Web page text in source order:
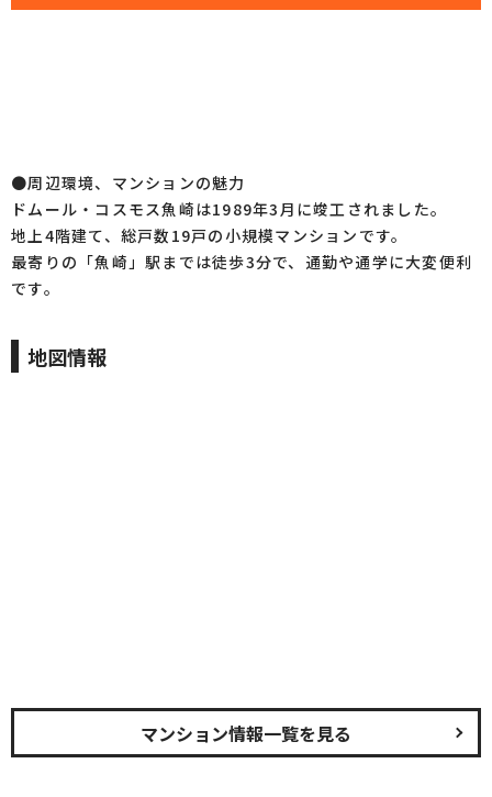
●周辺環境、マンションの魅力
ドムール・コスモス魚崎は1989年3月に竣工されました。
地上4階建て、総戸数19戸の小規模マンションです。
最寄りの「魚崎」駅までは徒歩3分で、通勤や通学に大変便利
です。
地図情報
マンション情報一覧を見る